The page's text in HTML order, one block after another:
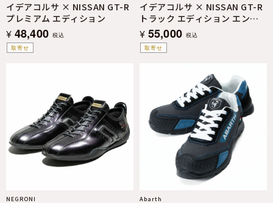
取寄せ
イデアコルサ × NISSAN GT-R
プレミアム エディション
¥ 48,400 税込
取寄せ
イデアコルサ × NISSAN GT-R
トラック エディション エンジ
ニアード by NISMO
¥ 55,000 税込
NEGRONI Abarth